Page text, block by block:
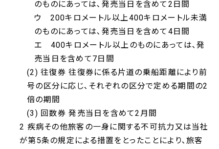
のものにあっては､発売当日を含めて2日間
ウ 200キロメートル以上400キロメートル未満
のものにあっては､発売当日を含めて4日間
エ 400キロメートル以上のものにあっては､発
売当日を含めて7日間
(2) 往復券 往復券に係る片道の乗船距離により前
号の区分に応じ､それぞれの区分で定める期間の2
倍の期間
(3) 回数券 発売当日を含めて2月間
2 疾病その他旅客の一身に関する不可抗力又は当社
が第5条の規定による措置をとったことにより､旅客